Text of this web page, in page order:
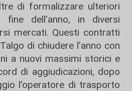
di formalizzare ulteriori
dell’anno, in diversi
mercati. Questi contratti
di chiudere l’anno con
a nuovi massimi storici e
di aggiudicazioni, dopo
l’operatore di trasporto